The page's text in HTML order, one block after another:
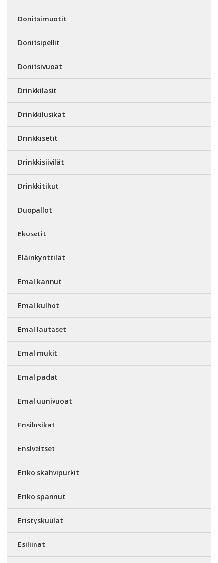
Donitsimuotit
Donitsipellit
Donitsivuoat
Drinkkilasit
Drinkkilusikat
Drinkkisetit
Drinkkisiivilät
Drinkkitikut
Duopallot
Ekosetit
Eläinkynttilät
Emalikannut
Emalikulhot
Emalilautaset
Emalimukit
Emalipadat
Emaliuunivuoat
Ensilusikat
Ensiveitset
Erikoiskahvipurkit
Erikoispannut
Eristyskuulat
Esiliinat